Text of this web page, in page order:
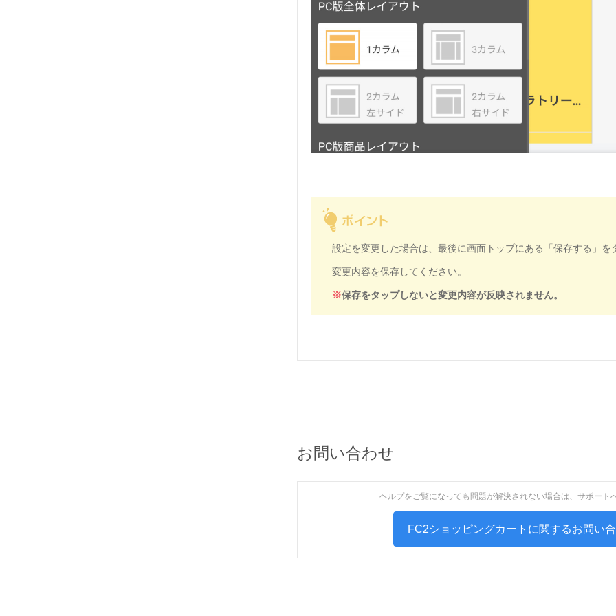
設定を変更した場合は、最後に画面トップにある「保存する」を
変更内容を保存してください。
※保存をタップしないと変更内容が反映されません。
お問い合わせ
ヘルプをご覧になっても問題が解決されない場合は、サポート
FC2ショッピングカートに関するお問い